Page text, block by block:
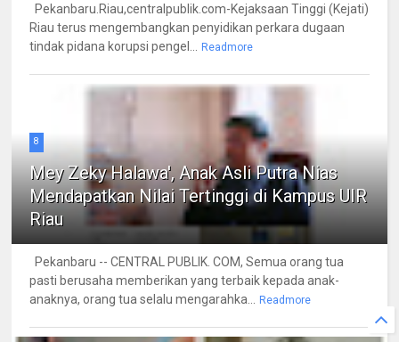
Pekanbaru.Riau,centralpublik.com-Kejaksaan Tinggi (Kejati)
Riau terus mengembangkan penyidikan perkara dugaan
tindak pidana korupsi pengel...
Readmore
8
Mey Zeky Halawa', Anak Asli Putra Nias
Mendapatkan Nilai Tertinggi di Kampus UIR
Riau
Pekanbaru -- CENTRAL PUBLIK. COM, Semua orang tua
pasti berusaha memberikan yang terbaik kepada anak-
anaknya, orang tua selalu mengarahka...
Readmore